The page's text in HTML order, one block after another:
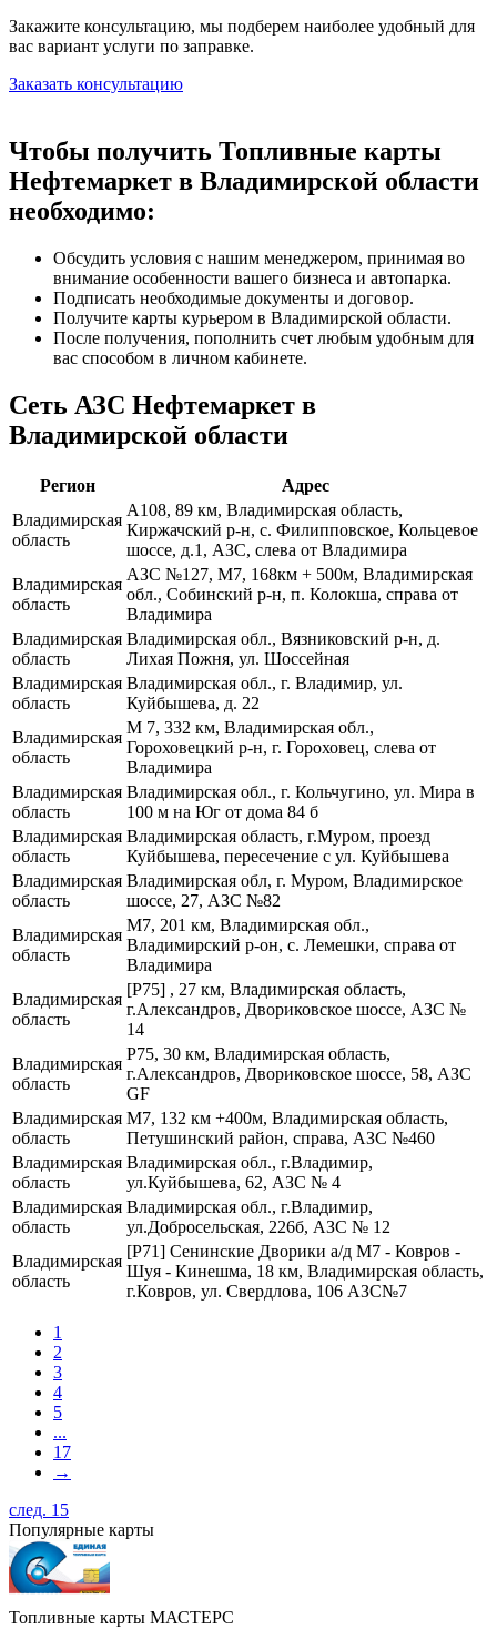
Закажите консультацию, мы подберем наиболее удобный для
вас вариант услуги по заправке.
Заказать консультацию
Чтобы получить Топливные карты
Нефтемаркет в Владимирской области
необходимо:
Обсудить условия с нашим менеджером, принимая во
внимание особенности вашего бизнеса и автопарка.
Подписать необходимые документы и договор.
Получите карты курьером в Владимирской области.
После получения, пополнить счет любым удобным для
вас способом в личном кабинете.
Сеть АЗС Нефтемаркет в
Владимирской области
Регион
Адрес
Владимирская
область
А108, 89 км, Владимирская область,
Киржачский р-н, с. Филипповское, Кольцевое
шоссе, д.1, АЗС, слева от Владимира
Владимирская
область
АЗС №127, М7, 168км + 500м, Владимирская
обл., Собинский р-н, п. Колокша, справа от
Владимира
Владимирская
область
Владимирская обл., Вязниковский р-н, д.
Лихая Пожня, ул. Шоссейная
Владимирская
область
Владимирская обл., г. Владимир, ул.
Куйбышева, д. 22
Владимирская
область
М 7, 332 км, Владимирская обл.,
Гороховецкий р-н, г. Гороховец, слева от
Владимира
Владимирская
область
Владимирская обл., г. Кольчугино, ул. Мира в
100 м на Юг от дома 84 б
Владимирская
область
Владимирская область, г.Муром, проезд
Куйбышева, пересечение с ул. Куйбышева
Владимирская
область
Владимирская обл, г. Муром, Владимирское
шоссе, 27, АЗС №82
Владимирская
область
М7, 201 км, Владимирская обл.,
Владимирский р-он, с. Лемешки, справа от
Владимира
Владимирская
область
[Р75] , 27 км, Владимирская область,
г.Александров, Двориковское шоссе, АЗС №
14
Владимирская
область
Р75, 30 км, Владимирская область,
г.Александров, Двориковское шоссе, 58, АЗС
GF
Владимирская
область
М7, 132 км +400м, Владимирская область,
Петушинский район, справа, АЗС №460
Владимирская
область
Владимирская обл., г.Владимир,
ул.Куйбышева, 62, АЗС № 4
Владимирская
область
Владимирская обл., г.Владимир,
ул.Добросельская, 226б, АЗС № 12
Владимирская
область
[Р71] Сенинские Дворики а/д М7 - Ковров -
Шуя - Кинешма, 18 км, Владимирская область,
г.Ковров, ул. Свердлова, 106 АЗС№7
1
2
3
4
5
...
17
→
след. 15
Популярные карты
Топливные карты МАСТЕРС